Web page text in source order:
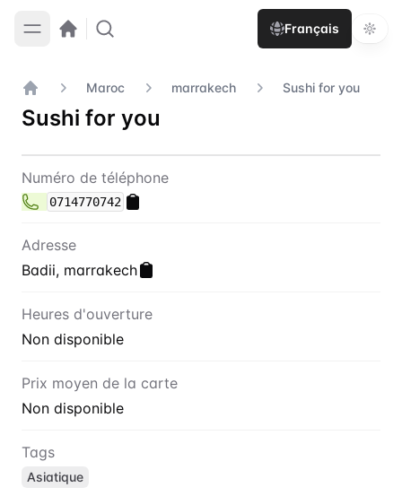
Français
Accueil
Maroc marrakech Sushi for you
Sushi for you
Contact Sushi for you
Numéro de téléphone
0714770742
Adresse
Badii, marrakech
Heures d'ouverture
Non disponible
Prix moyen de la carte
Non disponible
Tags
Asiatique